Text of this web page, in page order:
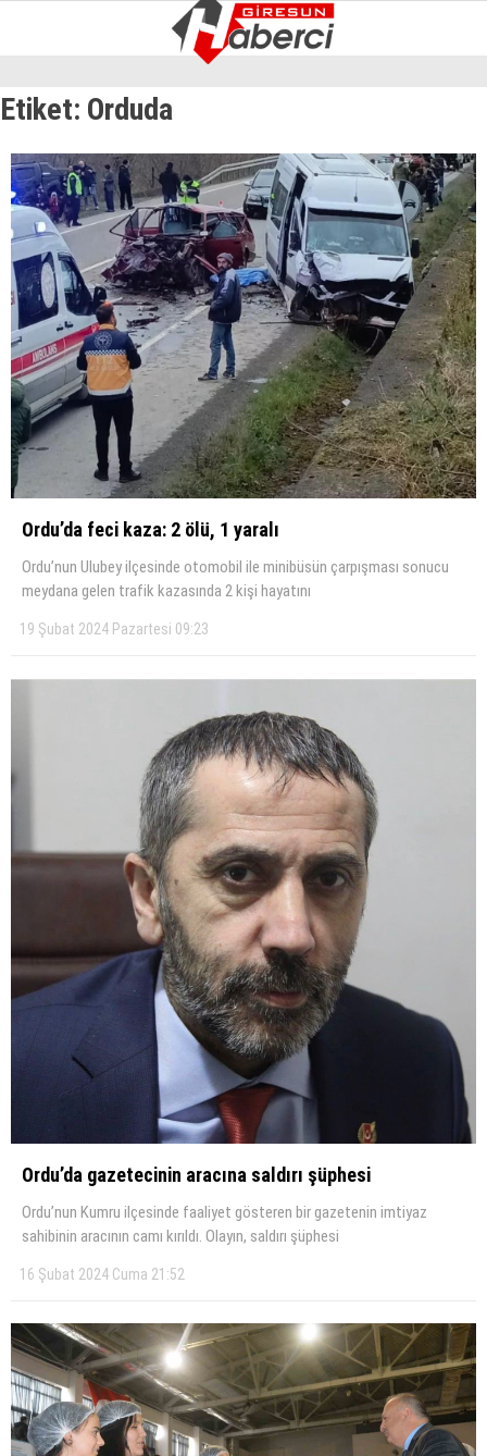
WhatsApp İhbar Hattı
Facebook
Instagram
Youtube
GÜNDEM
EKONOMI
SIYASET
ASAYIŞ
SPOR
YAŞAM
EĞITIM
KÜLTÜR SANAT
SERVISLER
Etiket: Orduda
Ordu’da feci kaza: 2 ölü, 1 yaralı
Ordu’nun Ulubey ilçesinde otomobil ile minibüsün çarpışması sonucu
meydana gelen trafik kazasında 2 kişi hayatını
19 Şubat 2024 Pazartesi 09:23
Ordu’da gazetecinin aracına saldırı şüphesi
Ordu’nun Kumru ilçesinde faaliyet gösteren bir gazetenin imtiyaz
sahibinin aracının camı kırıldı. Olayın, saldırı şüphesi
16 Şubat 2024 Cuma 21:52